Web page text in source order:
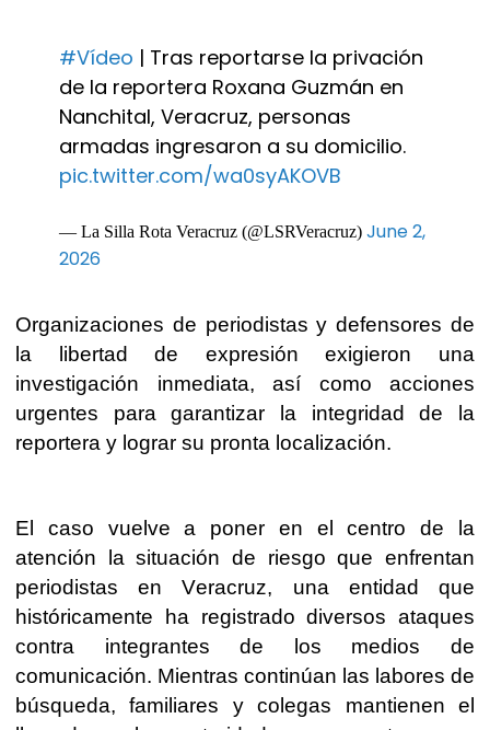
#Vídeo | Tras reportarse la privación
de la reportera Roxana Guzmán en
Nanchital, Veracruz, personas
armadas ingresaron a su domicilio.
pic.twitter.com/wa0syAKOVB
— La Silla Rota Veracruz (@LSRVeracruz) June 2,
2026
Organizaciones de periodistas y defensores de
la libertad de expresión exigieron una
investigación inmediata, así como acciones
urgentes para garantizar la integridad de la
reportera y lograr su pronta localización.
El caso vuelve a poner en el centro de la
atención la situación de riesgo que enfrentan
periodistas en Veracruz, una entidad que
históricamente ha registrado diversos ataques
contra integrantes de los medios de
comunicación. Mientras continúan las labores de
búsqueda, familiares y colegas mantienen el